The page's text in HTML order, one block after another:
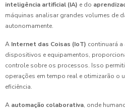
inteligência artificial (IA) e do
máquinas analisar grandes volumes de
autonomamente.
A Internet das Coisas (IoT) continuará a
dispositivos e equipamentos,
controle sobre os processos. Isso
operações em tempo real e otimizarão o
eficiência.
A automação colaborativa, onde